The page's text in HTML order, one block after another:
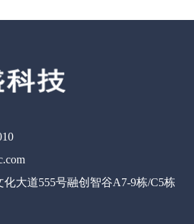
大道555号融创智谷A7-9栋/C5栋